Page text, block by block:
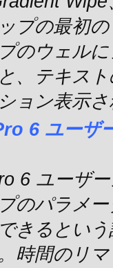
プの最初
のウェル
、テキス
ョン表示
6 ユーザ
6 ユーザ
のパラメ
きるとい
時間のリ